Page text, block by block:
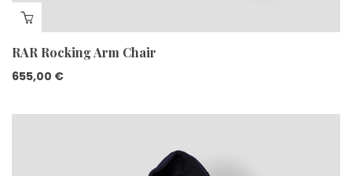
RAR Rocking Arm Chair
655,00 €